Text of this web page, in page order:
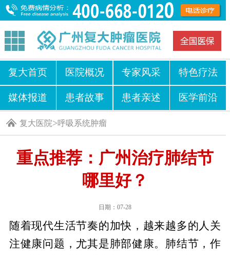
复大首页 医院概况 专家风采 特色疗法
媒体报道 患者故事 患者亲述 医学前沿
复大医院>呼吸系统肿瘤
重点推荐：广州治疗肺结节
哪里好？
日期：07-28
随着现代生活节奏的加快，越来越多的人关
注健康问题，尤其是肺部健康。肺结节，作